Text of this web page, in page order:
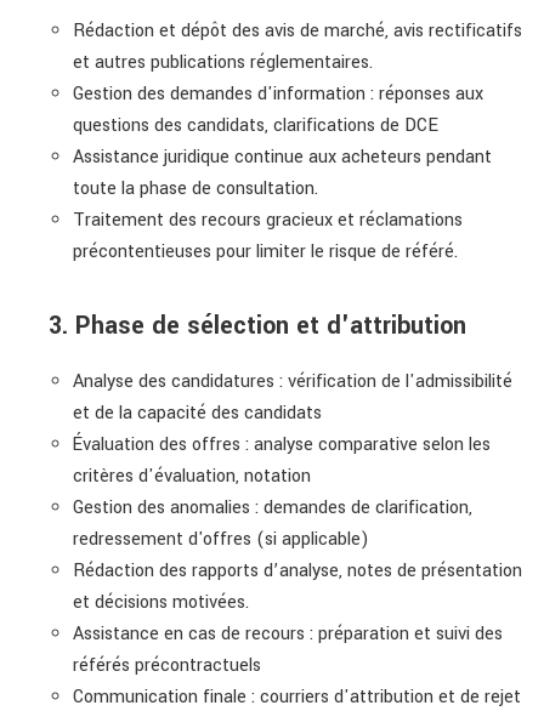
Rédaction et dépôt des avis de marché, avis rectificatifs
et autres publications réglementaires.
Gestion des demandes d'information : réponses aux
questions des candidats, clarifications de DCE
Assistance juridique continue aux acheteurs pendant
toute la phase de consultation.
Traitement des recours gracieux et réclamations
précontentieuses pour limiter le risque de référé.
3. Phase de sélection et d'attribution
Analyse des candidatures : vérification de l'admissibilité
et de la capacité des candidats
Évaluation des offres : analyse comparative selon les
critères d'évaluation, notation
Gestion des anomalies : demandes de clarification,
redressement d'offres (si applicable)
Rédaction des rapports d’analyse, notes de présentation
et décisions motivées.
Assistance en cas de recours : préparation et suivi des
référés précontractuels
Communication finale : courriers d'attribution et de rejet